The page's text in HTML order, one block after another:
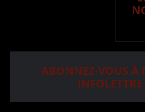
ABONNEZ-VOUS À
INFOLETTRE